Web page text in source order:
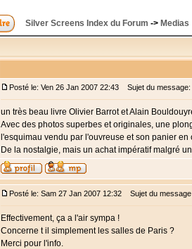
Silver Screens Index du Forum -> Medias
Posté le: Ven 26 Jan 2007 22:43 Sujet du
un très beau livre Olivier Barrot et Alain
Avec des photos superbes et originales, une
l'esquimau vendu par l'ouvreuse et son panier en
De la nostalgie, mais un achat impératif malgré
Posté le: Sam 27 Jan 2007 12:32 Sujet du
Effectivement, ça a l'air sympa !
Concerne t il simplement les salles de Paris ?
Merci pour l'info.